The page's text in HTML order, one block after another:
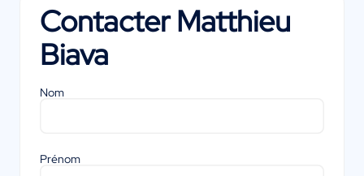
ContacterMatthieu
Biava
Nom
Prénom